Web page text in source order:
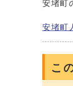
安堵町
安堵町
こ